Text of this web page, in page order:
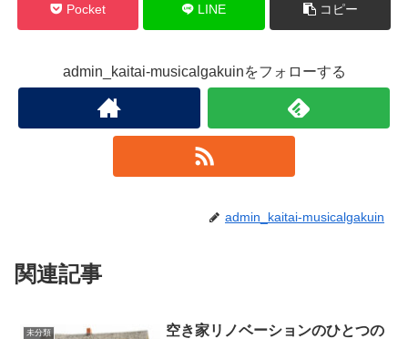
Pocket LINE コピー
admin_kaitai-musicalgakuinをフォローする
admin_kaitai-musicalgakuin
関連記事
未分類
空き家リノベーションのひとつの